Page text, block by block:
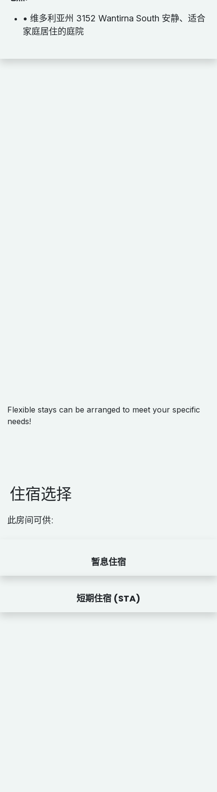
• 维多利亚州 3152 Wantirna South 安静、适合
家庭居住的庭院
Flexible stays can be arranged to meet your specific
needs!
住宿选择
此房间可供:
暂息住宿
短期住宿 (STA)